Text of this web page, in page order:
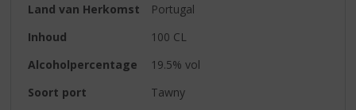
Land van Herkomst
Portugal
Inhoud
100 CL
Alcoholpercentage
19.5% vol
Soort port
Tawny